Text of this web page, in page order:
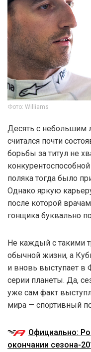
Фото: Williams
Десять с небольшим
считался почти
борьбы за титул не
поляка тогда было
Однако яркую
после которой
гонщика буквально
Не каждый с такими
обычной жизни, а
и вновь выступает
серии планеты. Да,
уже сам факт
мира — спортивный
Официально:
окончании сезона-